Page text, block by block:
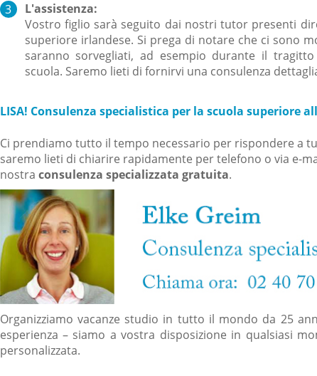
L'assistenza:
Vostro figlio sarà seguito dai nostri tutor presenti
superiore irlandese. Si prega di notare che ci sono
saranno sorvegliati, ad esempio durante il
scuola. Saremo lieti di fornirvi una consulenza
LISA! Consulenza specialistica per la scuola superiore
Ci prendiamo tutto il tempo necessario per rispondere a
saremo lieti di chiarire rapidamente per telefono o via e-
nostra consulenza specializzata gratuita.
Organizziamo vacanze studio in tutto il mondo da 25
esperienza – siamo a vostra disposizione in qualsiasi
personalizzata.